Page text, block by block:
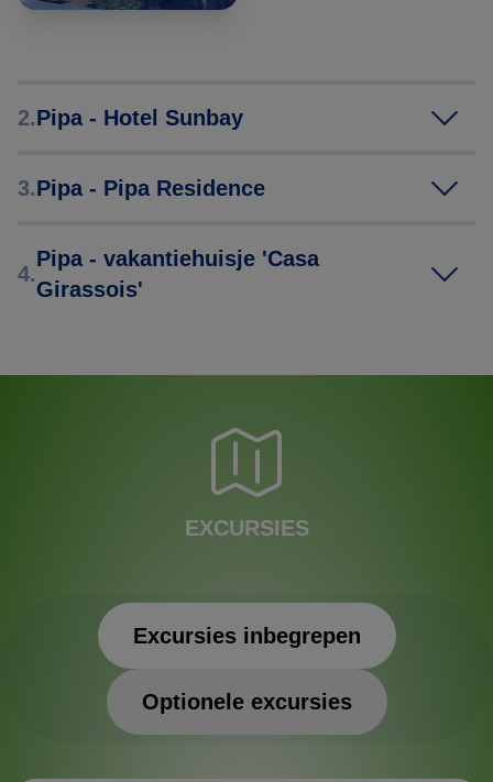
2.Pipa - Hotel Sunbay
3.Pipa - Pipa Residence
4.
Pipa - vakantiehuisje 'Casa
Girassois'
EXCURSIES
Excursies inbegrepen
Optionele excursies